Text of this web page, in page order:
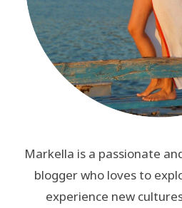
Markella is a passionate
blogger who loves to
experience new